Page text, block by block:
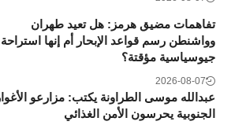
تفاهمات مضيق هرمز: هل تعيد طهران
وواشنطن رسم قواعد الإبحار أم إنها استراحة
جيوسياسية مؤقتة؟
2026-08-07
عبدالله موسى الطراونة يكتب: مزارعو
الجنوبية يحرسون الأمن الغذائي